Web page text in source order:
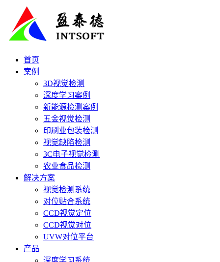
首页
案例
3D视觉检测
深度学习案例
新能源检测案例
五金视觉检测
印刷业包装检测
视觉缺陷检测
3C电子视觉检测
农业食品检测
解决方案
视觉检测系统
对位贴合系统
CCD视觉定位
CCD视觉对位
UVW对位平台
产品
深度学习系统